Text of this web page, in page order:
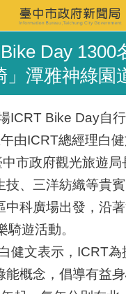
Day 1300
」潭雅神綠園
ICRT Bike Day自行
由ICRT總經理白
市政府觀光旅遊
技、三洋紡織等貴
中科廣場出發，沿
騎遊活動。
健文表示，ICRT為
能概念，倡導有益